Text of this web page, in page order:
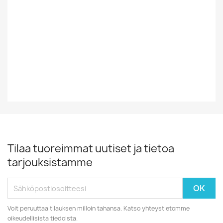
Tilaa tuoreimmat uutiset ja tietoa
tarjouksistamme
Voit peruuttaa tilauksen milloin tahansa. Katso yhteystietomme
oikeudellisista tiedoista.